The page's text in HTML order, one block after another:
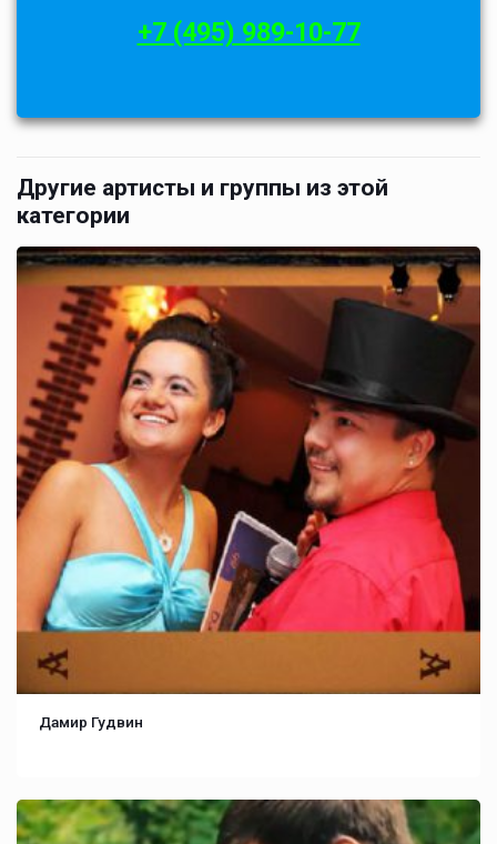
+7 (495) 989-10-77
Другие артисты и группы из этой
категории
Дамир Гудвин